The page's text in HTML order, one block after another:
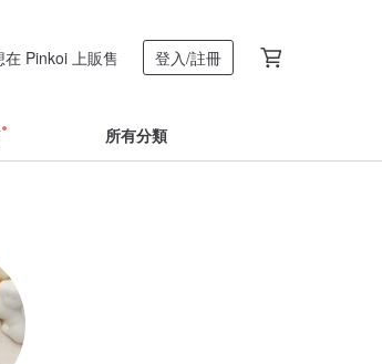
在 Pinkoi 上販售 登入/註冊
所有分類